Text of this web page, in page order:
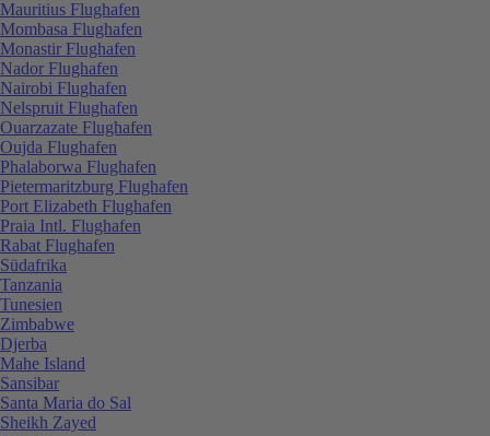
Mauritius Flughafen
Mombasa Flughafen
Monastir Flughafen
Nador Flughafen
Nairobi Flughafen
Nelspruit Flughafen
Ouarzazate Flughafen
Oujda Flughafen
Phalaborwa Flughafen
Pietermaritzburg Flughafen
Port Elizabeth Flughafen
Praia Intl. Flughafen
Rabat Flughafen
Südafrika
Tanzania
Tunesien
Zimbabwe
Djerba
Mahe Island
Sansibar
Santa Maria do Sal
Sheikh Zayed